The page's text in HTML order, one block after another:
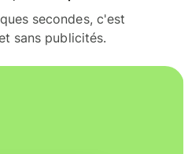
secondes, c'est
sans publicités.